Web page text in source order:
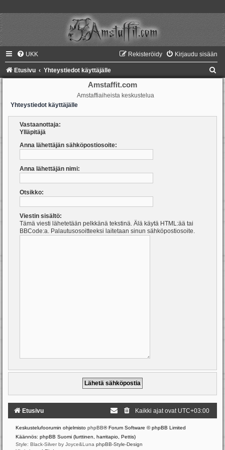
UKK Kirjaudu sisään
Rekisteröidy
Etusivu Yhteystiedot käyttäjälle
Amstaffit.com
Amstaffiaiheista keskustelua
Yhteystiedot käyttäjälle
Vastaanottaja:
Ylläpitäjä
Anna lähettäjän sähköpostiosoite:
Anna lähettäjän nimi:
Otsikko:
Viestin sisältö:
Tämä viesti lähetetään pelkkänä tekstinä. Älä käytä HTML:ää tai
BBCode:a. Palautusosoitteeksi laitetaan sinun sähköpostiosoite.
Etusivu Kaikki ajat ovat UTC+03:00
Keskustelufoorumin ohjelmisto phpBB® Forum Software © phpBB Limited
Käännös: phpBB Suomi (lurttinen, harritapio, Pettis)
Style: Black-Silver by Joyce&Luna phpBB-Style-Design